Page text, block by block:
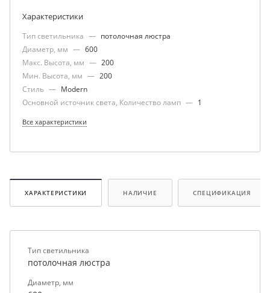
Характеристики
Тип светильника — потолочная люстра
Диаметр, мм — 600
Макс. Высота, мм — 200
Мин. Высота, мм — 200
Стиль — Modern
Основной источник света, Количество ламп — 1
Все характеристики
ХАРАКТЕРИСТИКИ НАЛИЧИЕ СПЕЦИФИКАЦИЯ
Тип светильника
потолочная люстра
Диаметр, мм